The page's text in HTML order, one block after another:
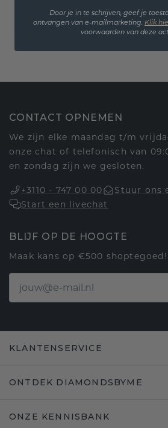
CONTACT OPNEMEN
We zijn elke maandag t/m
onze chat of telefonisch van
en zondag zijn we gesloten.
+3110 - 747 00 00
Stuur ons
Start een livechat
BLIJF OP DE HOOGTE
Maak kans op €500 shoptegoed!
KLANTENSERVICE
ONTDEK DIAMONDSBYME
ONZE KENNISBANK
Door je in te schrijven, geef je
ontvangen van e-mailmarketing. Klik hie
voorwaarden van deze